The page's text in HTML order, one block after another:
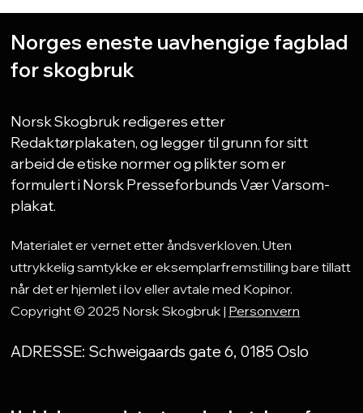
Norges eneste uavhengige fagblad
for skogbruk
Norsk Skogbruk redigeres etter
Redaktørplakaten, og legger til grunn for sitt
arbeid de etiske normer og plikter som er
formulert i Norsk Presseforbunds Vær Varsom-
plakat.
Materialet er vernet etter åndsverkloven. Uten
uttrykkelig samtykke er eksemplarfremstilling bare tillatt
når det er hjemlet i lov eller avtale med Kopinor.
Copyright © 2025 Norsk Skogbruk | Personvern
ADRESSE: Schweigaards gate 6, 0185 Oslo